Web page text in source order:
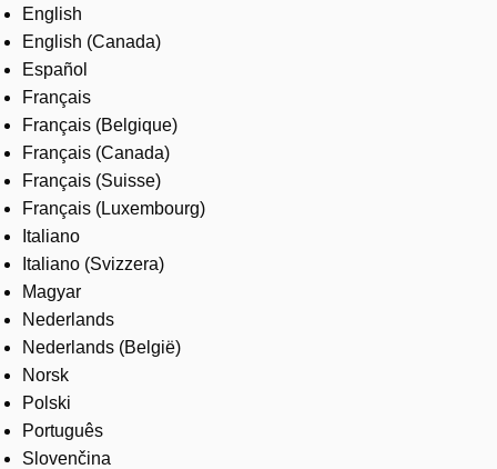
Careers
English
English (Canada)
Español
Français
Français (Belgique)
Français (Canada)
Français (Suisse)
Français (Luxembourg)
Italiano
Italiano (Svizzera)
Magyar
Nederlands
Nederlands (België)
Norsk
Polski
Português
Slovenčina